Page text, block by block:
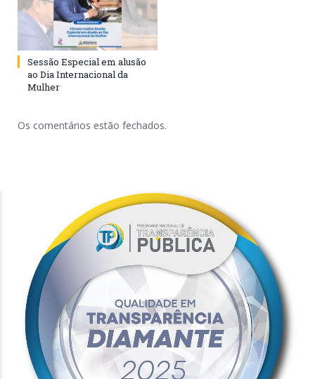
Sessão Especial em alusão
ao Dia Internacional da
Mulher
Os comentários estão fechados.